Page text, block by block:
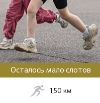
Осталось мало слотов
1,50 км